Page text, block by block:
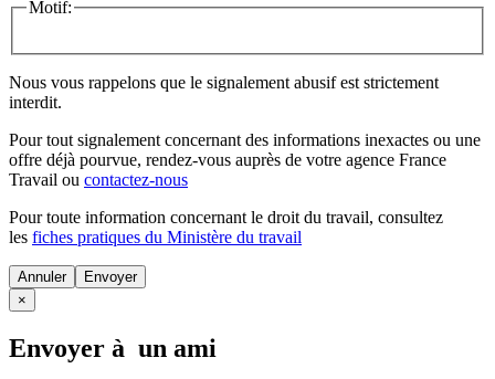
Motif:
Nous vous rappelons que le signalement abusif est strictement
interdit.
Pour tout signalement concernant des informations inexactes ou une
offre déjà pourvue, rendez-vous auprès de votre agence France
Travail ou contactez-nous
Pour toute information concernant le droit du travail, consultez
les fiches pratiques du Ministère du travail
Annuler
×
Envoyer à un ami